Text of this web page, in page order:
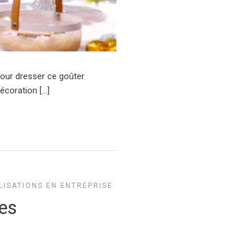
dresser ce goûter
[…]
EN ENTREPRISE